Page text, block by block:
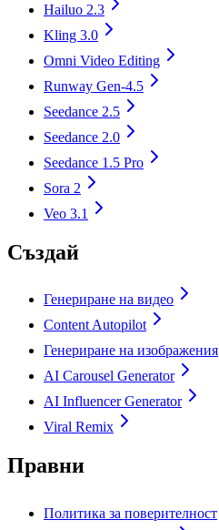
Hailuo 2.3
Kling 3.0
Omni Video Editing
Runway Gen-4.5
Seedance 2.5
Seedance 2.0
Seedance 1.5 Pro
Sora 2
Veo 3.1
Създай
Генериране на видео
Content Autopilot
Генериране на изображения
AI Carousel Generator
AI Influencer Generator
Viral Remix
Правни
Политика за поверителност